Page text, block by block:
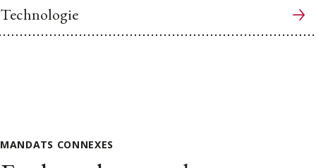
Technologie
MANDATS CONNEXES